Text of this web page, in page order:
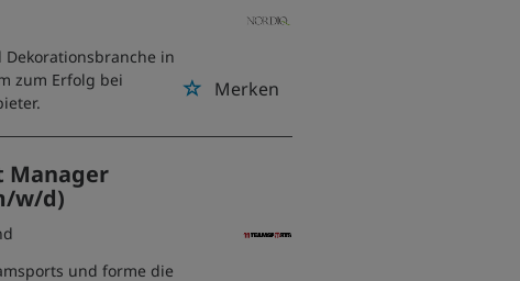
Merken
in
zum Erfolg bei
Manager
w/d)
und forme die